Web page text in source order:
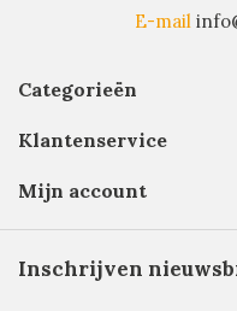
E-mail
Categorieën
Klantenservice
Mijn account
Inschrijven